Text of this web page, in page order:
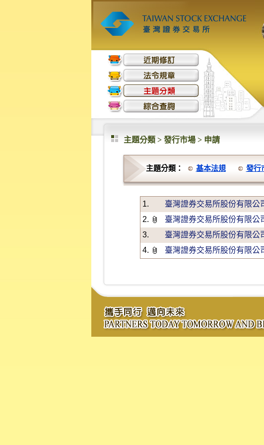
主題分類 > 發行市場 > 申請
主題分類： 基本法規 發行
1. 臺灣證券交易所股份有限公
2. 臺灣證券交易所股份有限公
3. 臺灣證券交易所股份有限公
4. 臺灣證券交易所股份有限公